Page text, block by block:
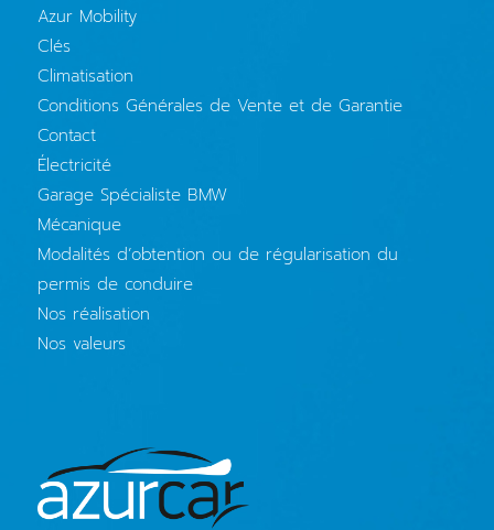
Azur Mobility
Clés
Climatisation
Conditions Générales de Vente et de Garantie
Contact
Électricité
Garage Spécialiste BMW
Mécanique
Modalités d’obtention ou de régularisation du
permis de conduire
Nos réalisation
Nos valeurs